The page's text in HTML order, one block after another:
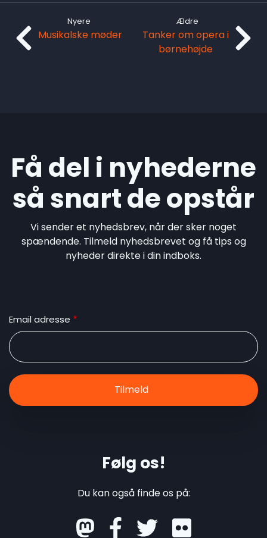
Nyere
Musikalske møder
Ældre
Tanker om opera i
børnehøjde
Få del i nyhederne
så snart de opstår
Vi sender et nyhedsbrev, når der sker noget
spændende. Tilmeld nyhedsbrevet og få tips og
nyheder direkte i din indboks.
Email adresse
Følg os!
Du kan også finde os på:
mastodon